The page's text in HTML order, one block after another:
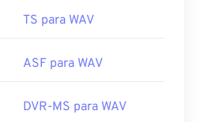
TS para WAV
ASF para WAV
DVR-MS para WAV